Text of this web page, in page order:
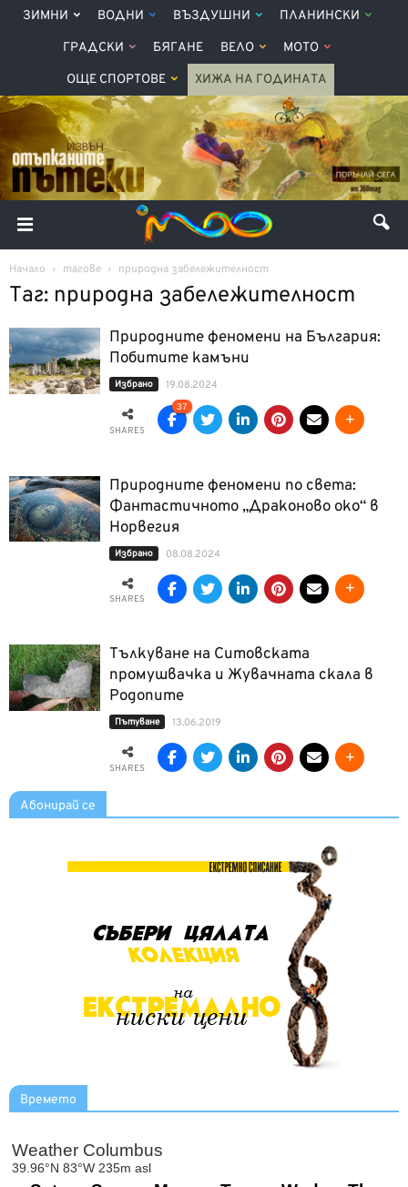
ЗИМНИ ВОДНИ ВЪЗДУШНИ ПЛАНИНСКИ
ГРАДСКИ БЯГАНЕ ВЕЛО МОТО
ОЩЕ СПОРТОВЕ ХИЖА НА ГОДИНАТА
Начало тагове природна забележителност
Таг: природна забележителност
Природните феномени на България:
Побитите камъни
Избрано 19.08.2024
SHARES
37
Природните феномени по света:
Фантастичното „Драконово око“ в
Норвегия
Избрано 08.08.2024
SHARES
Тълкуване на Ситовската
промушвачка и Жувачната скала в
Родопите
Пътуване 13.06.2019
SHARES
Абонирай се
Времето